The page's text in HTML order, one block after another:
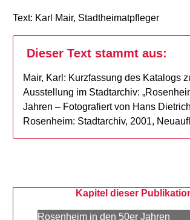
Text: Karl Mair, Stadtheimatpfleger
Dieser Text stammt aus:
Mair, Karl: Kurzfassung des Katalogs
Ausstellung im Stadtarchiv:
Jahren – Fotografiert von Hans
Rosenheim: Stadtarchiv, 2001,
Kapitel dieser
Rosenheim in den 50er Jahren